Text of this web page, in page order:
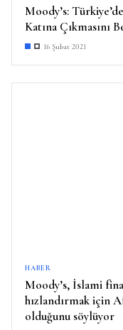
Moody’s:
Katına Çıkmasını
16 Şubat 2021
HABER
Moody’s, İslami
hızlandırmak için
olduğunu söylüyor